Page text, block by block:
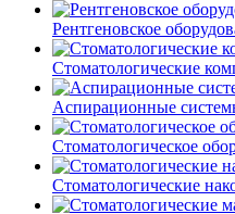
Рентгеновское
Стоматологические
Аспирационные
Стоматологическое
Стоматологические